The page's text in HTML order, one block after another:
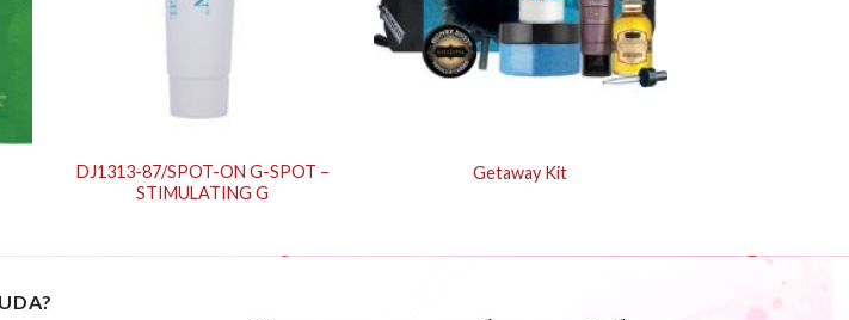
DJ1313-87/SPOT-ON G-SPOT –
STIMULATING G
Getaway Kit